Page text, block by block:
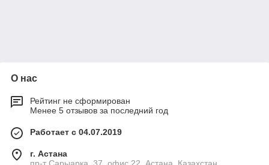
О нас
Рейтинг не сформирован
Менее 5 отзывов за последний год
Работает с 04.07.2019
г. Астана